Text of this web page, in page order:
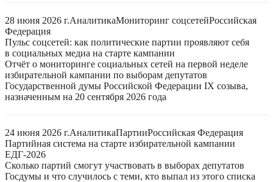
28 июня 2026 г.АналитикаМониторинг соцсетейРоссийская
Федерация
Пульс соцсетей: как политические партии проявляют себя
в социальных медиа на старте кампании
Отчёт о мониторинге социальных сетей на первой неделе
избирательной кампании по выборам депутатов
Государственной думы Российской Федерации IX созыва,
назначенным на 20 сентября 2026 года
24 июня 2026 г.АналитикаПартииРоссийская Федерация
Партийная система на старте избирательной кампании
ЕДГ-2026
Сколько партий смогут участвовать в выборах депутатов
Госдумы и что случилось с теми, кто выпал из этого списка